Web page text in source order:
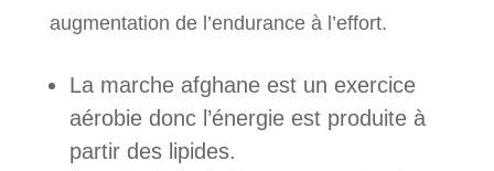
augmentation de l’endurance à l’effort.
La marche afghane est un exercice
aérobie donc l’énergie est produite à
partir des lipides.